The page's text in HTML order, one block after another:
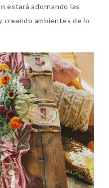
estará adornando las
creando ambientes de lo